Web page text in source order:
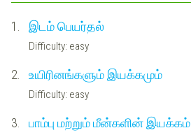
1. இடம் பெயர்தல்
Difficulty: easy
2. உயிரினங்களும் இயக்கமும்
Difficulty: easy
3. பாம்பு மற்றும் மீன்களின் இயக்கம்